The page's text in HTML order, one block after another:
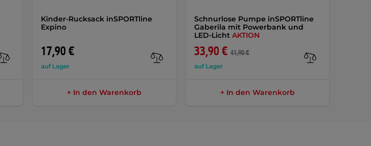
Kinder-Rucksack inSPORTline
Expino
17,90 €
auf Lager
+ In den Warenkorb
Schnurlose Pumpe inSPORTline
Gaberila mit Powerbank und
LED-Licht AKTION
33,90 € 41,90 €
auf Lager
+ In den Warenkorb